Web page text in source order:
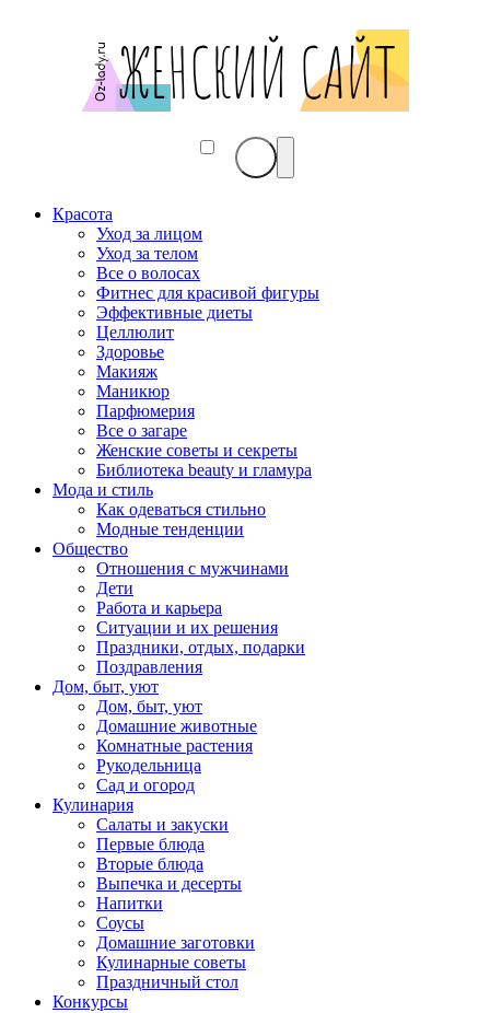
Красота
Уход за лицом
Уход за телом
Все о волосах
Фитнес для красивой фигуры
Эффективные диеты
Целлюлит
Здоровье
Макияж
Маникюр
Парфюмерия
Все о загаре
Женские советы и секреты
Библиотека beauty и гламура
Мода и стиль
Как одеваться стильно
Модные тенденции
Общество
Отношения с мужчинами
Дети
Работа и карьера
Ситуации и их решения
Праздники, отдых, подарки
Поздравления
Дом, быт, уют
Дом, быт, уют
Домашние животные
Комнатные растения
Рукодельница
Сад и огород
Кулинария
Салаты и закуски
Первые блюда
Вторые блюда
Выпечка и десерты
Напитки
Соусы
Домашние заготовки
Кулинарные советы
Праздничный стол
Конкурсы